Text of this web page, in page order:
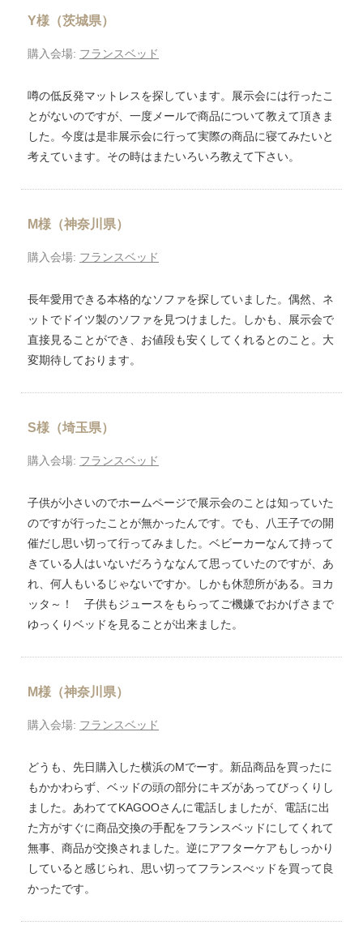
Y様（茨城県）
購入会場: フランスベッド
噂の低反発マットレスを探しています。展示会には行ったこ
とがないのですが、一度メールで商品について教えて頂きま
した。今度は是非展示会に行って実際の商品に寝てみたいと
考えています。その時はまたいろいろ教えて下さい。
M様（神奈川県）
購入会場: フランスベッド
長年愛用できる本格的なソファを探していました。偶然、ネ
ットでドイツ製のソファを見つけました。しかも、展示会で
直接見ることができ、お値段も安くしてくれるとのこと。大
変期待しております。
S様（埼玉県）
購入会場: フランスベッド
子供が小さいのでホームページで展示会のことは知っていた
のですが行ったことが無かったんです。でも、八王子での開
催だし思い切って行ってみました。ベビーカーなんて持って
きている人はいないだろうななんて思っていたのですが、あ
れ、何人もいるじゃないですか。しかも休憩所がある。ヨカ
ッタ～！ 子供もジュースをもらってご機嫌でおかげさまで
ゆっくりベッドを見ることが出来ました。
M様（神奈川県）
購入会場: フランスベッド
どうも、先日購入した横浜のMでーす。新品商品を買ったに
もかかわらず、ベッドの頭の部分にキズがあってびっくりし
ました。あわててKAGOOさんに電話しましたが、電話に出
た方がすぐに商品交換の手配をフランスベッドにしてくれて
無事、商品が交換されました。逆にアフターケアもしっかり
していると感じられ、思い切ってフランスべッドを買って良
かったです。